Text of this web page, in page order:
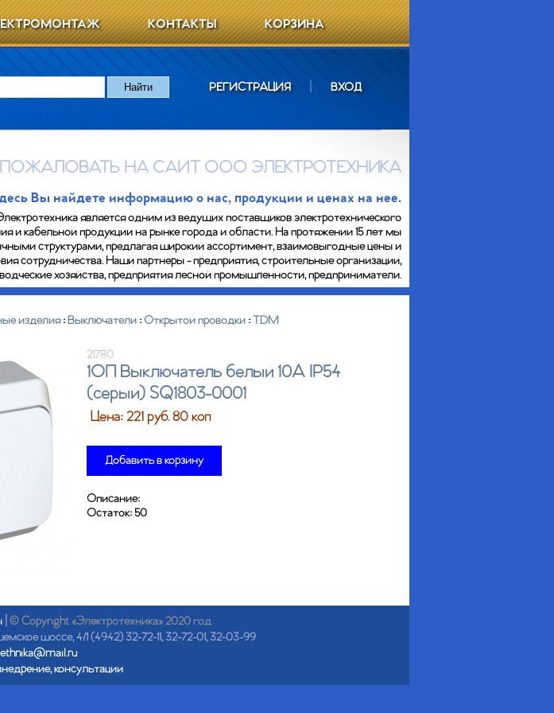
КОНТАКТЫ КОРЗИНА
РЕГИСТРАЦИЯ ВХОД
НА САЙТ ООО ЭЛЕКТРОТЕХНИКА
Вы найдете информацию о нас, продукции и ценах на нее.
является одним из ведущих поставщиков электротехнического
и кабельной продукции на рынке города и области. На протяжении 15 лет мы
структурами, предлагая широкий ассортимент, взаимовыгодные цены и
сотрудничества. Наши партнеры - предприятия, строительные организации,
хозяйства, предприятия лесной промышленности, предприниматели.
изделия:Выключатели :Открытой проводки :TDM
21780
1ОП Выключатель белый 10А IP54
(серый) SQ1803-0001
Цена:221 руб. 80 коп
Добавить в корзину
Описание:
Остаток:50
© Copyright «Электротехника» 2020 год
шоссе, 4/1 (4942) 32-72-11, 32-72-01, 32-03-99
консультации